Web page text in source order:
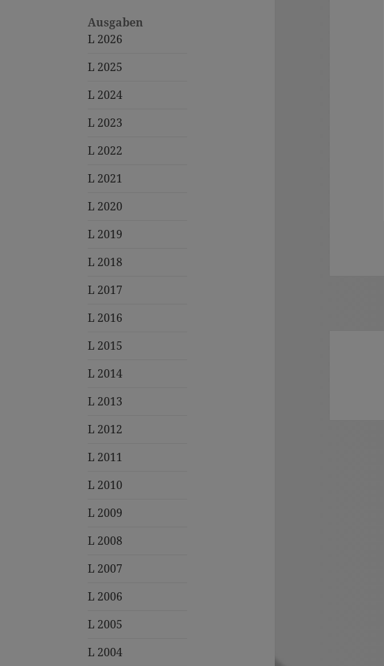
Ausgaben
L 2026
L 2025
L 2024
L 2023
L 2022
L 2021
L 2020
L 2019
L 2018
L 2017
L 2016
L 2015
L 2014
L 2013
L 2012
L 2011
L 2010
L 2009
L 2008
L 2007
L 2006
L 2005
L 2004